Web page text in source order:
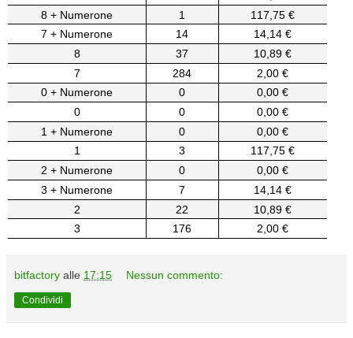
8 + Numerone
1
117,75 €
7 + Numerone
14
14,14 €
8
37
10,89 €
7
284
2,00 €
0 + Numerone
0
0,00 €
0
0
0,00 €
1 + Numerone
0
0,00 €
1
3
117,75 €
2 + Numerone
0
0,00 €
3 + Numerone
7
14,14 €
2
22
10,89 €
3
176 2,00 €
bitfactory alle 17:15 Nessun commento:
Condividi